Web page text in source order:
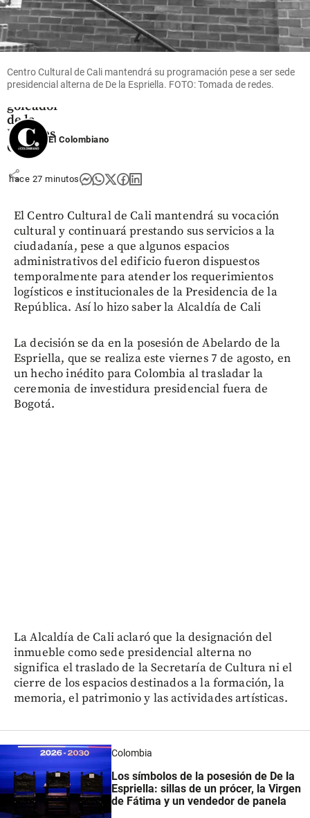
Fútbol
Video:
Lionel
Messi
marcó
doblete y
ya es el
goleador
de la
Leagues
Cup
share
Centro Cultural de Cali mantendrá su programación pese a ser sede
presidencial alterna de De la Espriella. FOTO: Tomada de redes.
El Colombiano
hace 27 minutos
El Centro Cultural de Cali mantendrá su vocación
cultural y continuará prestando sus servicios a la
ciudadanía, pese a que algunos espacios
administrativos del edificio fueron dispuestos
temporalmente para atender los requerimientos
logísticos e institucionales de la Presidencia de la
República. Así lo hizo saber la Alcaldía de Cali
La decisión se da en la posesión de Abelardo de la
Espriella, que se realiza este viernes 7 de agosto, en
un hecho inédito para Colombia al trasladar la
ceremonia de investidura presidencial fuera de
Bogotá.
La Alcaldía de Cali aclaró que la designación del
inmueble como sede presidencial alterna no
significa el traslado de la Secretaría de Cultura ni el
cierre de los espacios destinados a la formación, la
memoria, el patrimonio y las actividades artísticas.
Colombia
Los símbolos de la posesión de De la
Espriella: sillas de un prócer, la Virgen
de Fátima y un vendedor de panela